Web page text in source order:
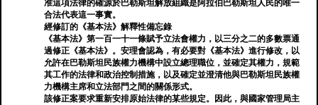
准這項法律的確源於巴勒斯坦解放組織是阿拉伯巴勒斯坦人民的唯一
合法代表這一事實。
經修訂的《基本法》解釋性備忘錄
《基本法》第一百一十一條賦予立法會權力，以三分之二的多數票通
過修正《基本法》。安理會認為，有必要對《基本法》進行修改，以
允許在巴勒斯坦民族權力機構中設立總理職位，並確定其權力，規範
其工作的法律和政治控制措施，以及確定並澄清他與巴勒斯坦民族權
力機構主席和立法部門之間的關係形式。
該修正案要求重新安排原始法律的某些規定。因此，與國家管理局主